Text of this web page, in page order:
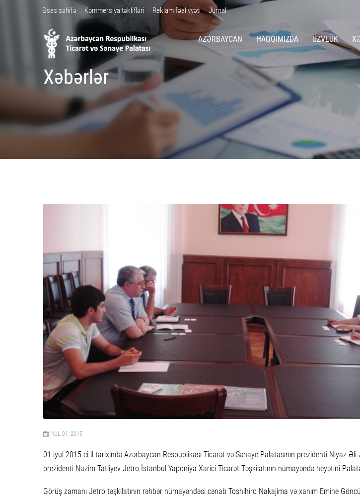
Əsas səhifə Kommersiya təklifləri Reklam fəaliyyəti Jurnal
AZƏRBAYCAN HAQQIMIZDA ÜZVLÜK
Xəbərlər
İYUL 01, 2015
01 iyul 2015-ci il tarixində Azərbaycan Respublikası Ticarət və Sənaye Palatasının prezidenti Niyaz
prezidenti Nazim Tatliyev Jetro İstanbul Yaponiya Xarici Ticarət Təşkilatının nümayəndə heyətini
Görüş zamanı Jetro təşkilatının rəhbər nümayəndəsi cənab Toshihiro Nakajima və xanım Emine